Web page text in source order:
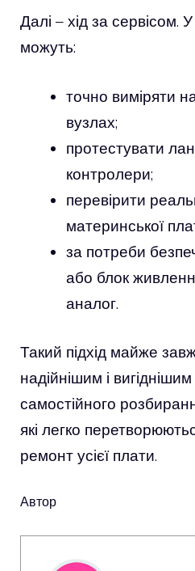
Далі – хід за сервісом.
можуть:
точно виміряти
вузлах;
протестувати
контролери;
перевірити
материнської
за потреби
або блок
аналог.
Такий підхід майже
надійнішим і
самостійного
які легко
ремонт усієї плати.
Автор